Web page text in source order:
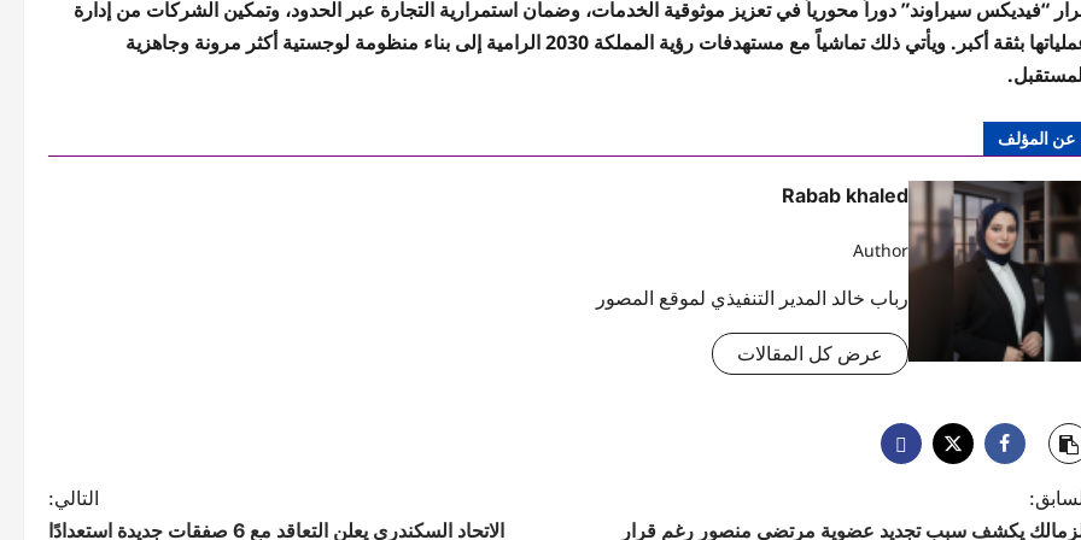
“فيديكس سيراوند” دوراً محورياً في تعزيز موثوقية الخدمات، وضمان استمرارية التجارة عبر الحدود، وتمكين الشركات من إدارة
عملياتها بثقة أكبر. ويأتي ذلك تماشياً مع مستهدفات رؤية المملكة 2030 الرامية إلى بناء منظومة لوجستية أكثر مرونة وجاهزية
عن المؤلف
Rabab khaled
Author
رباب خالد المدير التنفيذي لموقع المصور
عرض كل المقالات
يكشف سبب تجديد عضوية مرتضى منصور رغم قرار
التالي:
الاتحاد السكندري يعلن التعاقد مع 6 صفقات جديدة استعدادًا